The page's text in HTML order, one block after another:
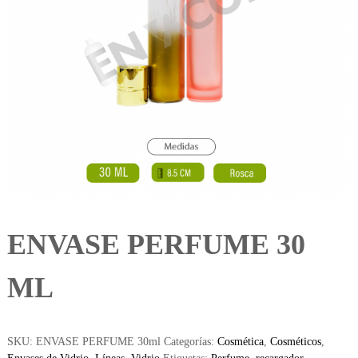
ENVASE PERFUME 30
ML
SKU: ENVASE PERFUME 30ml Categorías: Cosmética, Cosméticos,